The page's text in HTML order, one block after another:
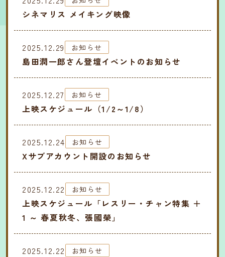
シネマリス メイキング映像
2025.12.29 お知らせ
島田潤一郎さん登壇イベントのお知らせ
2025.12.27 お知らせ
上映スケジュール（1/2～1/8）
2025.12.24 お知らせ
Xサブアカウント開設のお知らせ
2025.12.22 お知らせ
上映スケジュール「レスリー・チャン特集 ＋
1 ～ 春夏秋冬、張國榮」
2025.12.22 お知らせ